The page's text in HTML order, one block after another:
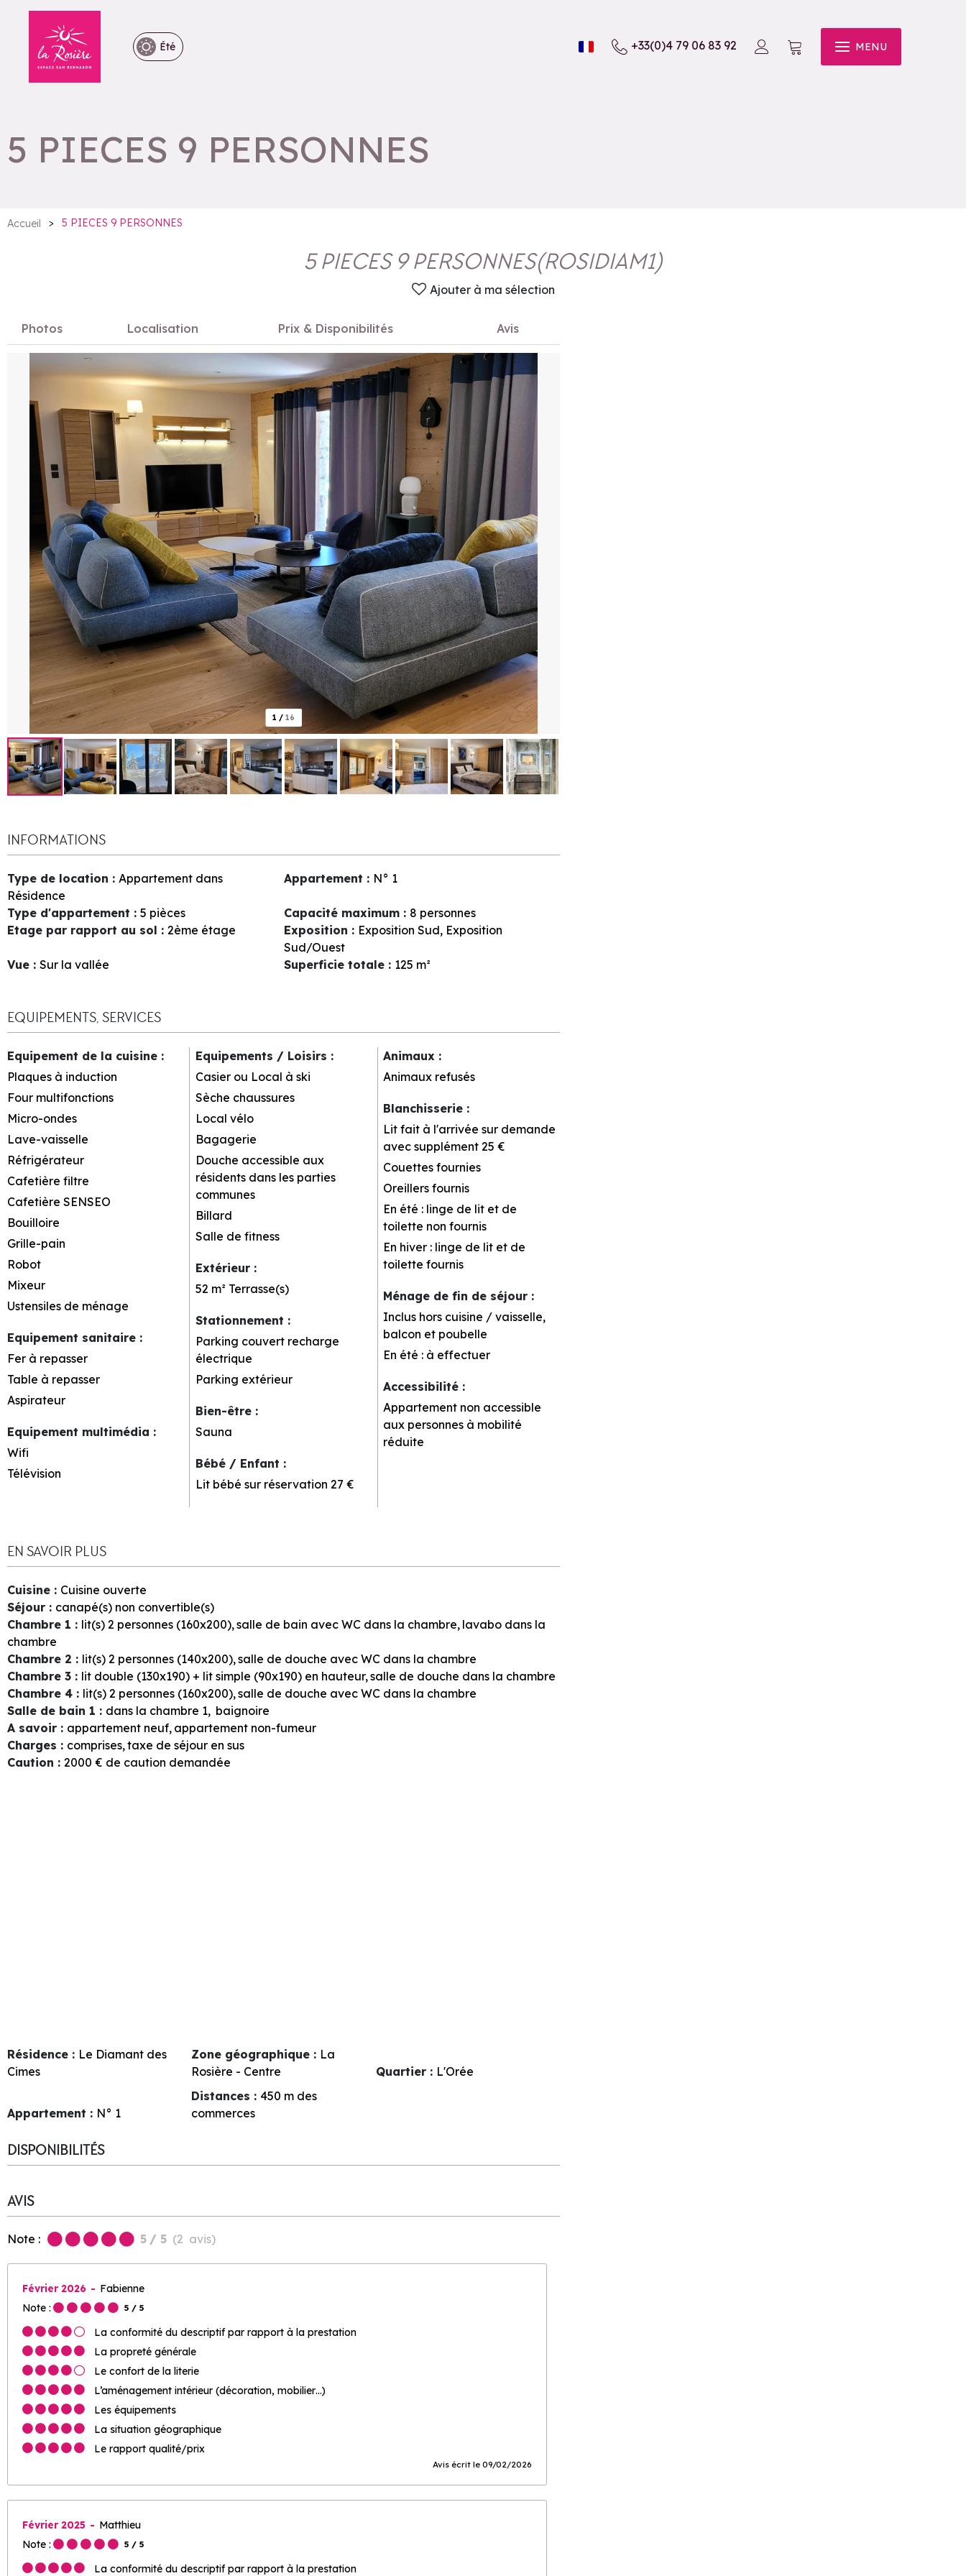
Été +33(0)4 79 06 83 92 MENU
5 PIECES 9 PERSONNES
Accueil > 5 PIECES 9 PERSONNES
5 PIECES 9 PERSONNES(ROSIDIAM1)
Ajouter à ma sélection
Photos Localisation Prix & Disponibilités Avis
1 / 16
INFORMATIONS
Type de location : Appartement dans
Résidence
Appartement : N° 1
Type d'appartement : 5 pièces Capacité maximum : 8 personnes
Etage par rapport au sol : 2ème étage Exposition : Exposition Sud Exposition
Sud/Ouest
Vue : Sur la vallée Superficie totale : 125 m²
EQUIPEMENTS, SERVICES
Equipement de la cuisine :
Plaques à induction
Four multifonctions
Micro-ondes
Lave-vaisselle
Réfrigérateur
Cafetière filtre
Cafetière SENSEO
Bouilloire
Grille-pain
Robot
Mixeur
Ustensiles de ménage
Equipement sanitaire :
Fer à repasser
Table à repasser
Aspirateur
Equipement multimédia :
Wifi
Télévision
Equipements / Loisirs :
Casier ou Local à ski
Sèche chaussures
Local vélo
Bagagerie
Douche accessible aux
résidents dans les parties
communes
Billard
Salle de fitness
Extérieur :
52 m² Terrasse(s)
Stationnement :
Parking couvert recharge
électrique
Parking extérieur
Bien-être :
Sauna
Bébé / Enfant :
Lit bébé sur réservation 27 €
Animaux :
Animaux refusés
Blanchisserie :
Lit fait à l'arrivée sur demande
avec supplément 25 €
Couettes fournies
Oreillers fournis
En été : linge de lit et de
toilette non fournis
En hiver : linge de lit et de
toilette fournis
Ménage de fin de séjour :
Inclus hors cuisine / vaisselle,
balcon et poubelle
En été : à effectuer
Accessibilité :
Appartement non accessible
aux personnes à mobilité
réduite
EN SAVOIR PLUS
Cuisine : Cuisine ouverte
Séjour : canapé(s) non convertible(s)
Chambre 1 : lit(s) 2 personnes (160x200) salle de bain avec WC dans la chambre lavabo dans la
chambre
Chambre 2 : lit(s) 2 personnes (140x200) salle de douche avec WC dans la chambre
Chambre 3 : lit double (130x190) + lit simple (90x190) en hauteur salle de douche dans la chambre
Chambre 4 : lit(s) 2 personnes (160x200) salle de douche avec WC dans la chambre
Salle de bain 1 : dans la chambre 1 baignoire
A savoir : appartement neuf appartement non-fumeur
Charges : comprises taxe de séjour en sus
Caution : 2000 € de caution demandée
Résidence : Le Diamant des
Cimes
Zone géographique : La
Rosière - Centre
Quartier : L'Orée
Appartement : N° 1
Distances : 450 m des
commerces
DISPONIBILITÉS
AVIS
Note : 5 / 5 (2 avis)
Février 2026
Fabienne
Note :
5 / 5
La conformité du descriptif par rapport à la prestation
La propreté générale
Le confort de la literie
L’aménagement intérieur (décoration, mobilier…)
Les équipements
La situation géographique
Le rapport qualité/prix
Avis écrit le 09/02/2026
Février 2025
Matthieu
Note :
5 / 5
La conformité du descriptif par rapport à la prestation